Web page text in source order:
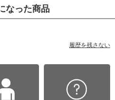
なった商品
履歴を残さない